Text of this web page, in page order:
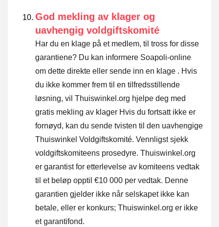
God mekling av klager og
uavhengig voldgiftskomité
Har du en klage på et medlem, til tross for disse
garantiene? Du kan informere Soapoli-online
om dette direkte eller sende inn en klage . Hvis
du ikke kommer frem til en tilfredsstillende
løsning, vil Thuiswinkel.org hjelpe deg med
gratis mekling av klager Hvis du fortsatt ikke er
fornøyd, kan du sende tvisten til den uavhengige
Thuiswinkel Voldgiftskomité. Vennligst sjekk
voldgiftskomiteens prosedyre. Thuiswinkel.org
er garantist for etterlevelse av komiteens vedtak
til et beløp opptil €10 000 per vedtak. Denne
garantien gjelder ikke når selskapet ikke kan
betale, eller er konkurs; Thuiswinkel.org er ikke
et garantifond.